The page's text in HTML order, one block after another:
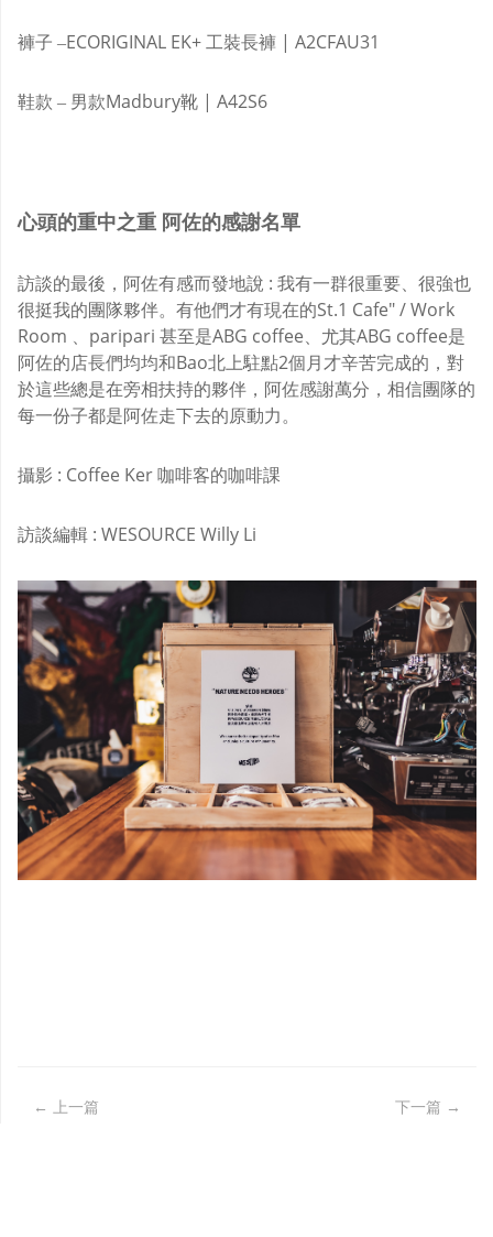
褲子 –ECORIGINAL EK+ 工裝長褲 | A2CFAU31
鞋款 – 男款Madbury靴 | A42S6
心頭的重中之重 阿佐的感謝名單
訪談的最後，阿佐有感而發地說 : 我有一群很重要、很強也
很挺我的團隊夥伴。有他們才有現在的St.1 Cafe" / Work
Room 、paripari 甚至是ABG coffee、尤其ABG coffee是
阿佐的店長們均均和Bao北上駐點2個月才辛苦完成的，對
於這些總是在旁相扶持的夥伴，阿佐感謝萬分，相信團隊的
每一份子都是阿佐走下去的原動力。
攝影 : Coffee Ker 咖啡客的咖啡課
訪談編輯 : WESOURCE Willy Li
← 上一篇 下一篇 →